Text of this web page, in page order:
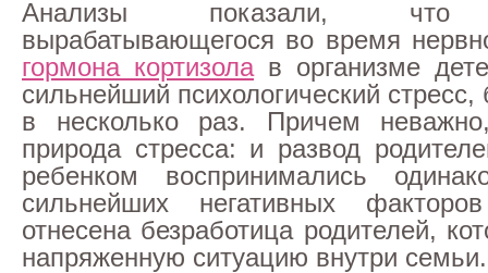
Анализы показали, что
вырабатывающегося во время
гормона кортизолав организме
сильнейший психологический
в несколько раз. Причем
природа стресса: и развод
ребенком воспринимались
сильнейших негативных
отнесена безработица родителей,
напряженную ситуацию внутри семьи.